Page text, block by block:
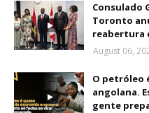
Consulado
Toronto
reabertura
August 06,
O petróleo
angolana.
gente